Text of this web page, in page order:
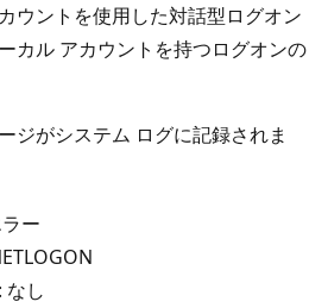
ウントを使用した対話型ログオン
カル アカウントを持つログオンの
ジがシステム ログに記録されま
ー
なし